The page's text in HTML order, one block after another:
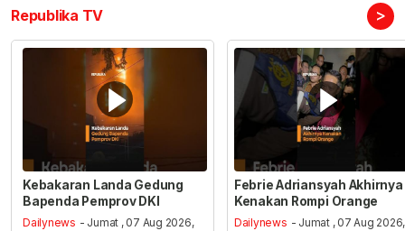
Republika TV >
Kebakaran Landa Gedung
Bapenda Pemprov DKI
Dailynews - Jumat , 07 Aug 2026,
Febrie Adriansyah Akhirnya
Kenakan Rompi Orange
Dailynews - Jumat , 07 Aug 2026,